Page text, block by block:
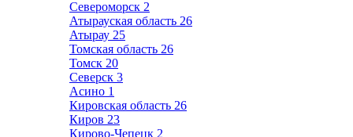
Североморск 2
Атырауская область 26
Атырау 25
Томская область 26
Томск 20
Северск 3
Асино 1
Кировская область 26
Киров 23
Кирово-Чепецк 2